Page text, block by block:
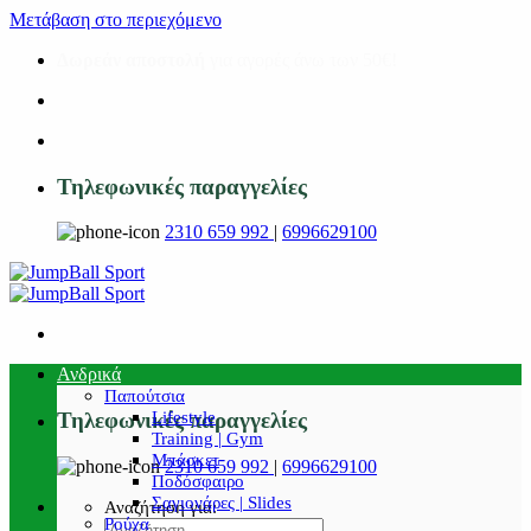
Μετάβαση στο περιεχόμενο
Τηλεφωνικές παραγγελίες
2310 659 992 | 6996629100
Τηλεφωνικές παραγγελίες
2310 659 992 | 6996629100
Αναζήτηση για:
Ανδρικά
Παπούτσια
Lifestyle
Training | Gym
Μπάσκετ
Ποδόσφαιρο
Σαγιονάρες | Slides
Ρούχα